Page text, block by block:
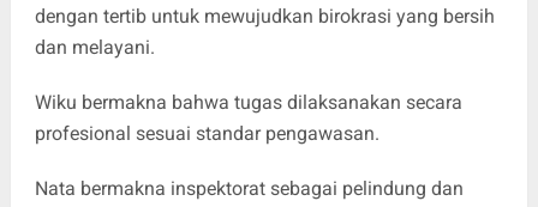
dengan tertib untuk mewujudkan birokrasi yang bersih
dan melayani.
Wiku bermakna bahwa tugas dilaksanakan secara
profesional sesuai standar pengawasan.
Nata bermakna inspektorat sebagai pelindung dan